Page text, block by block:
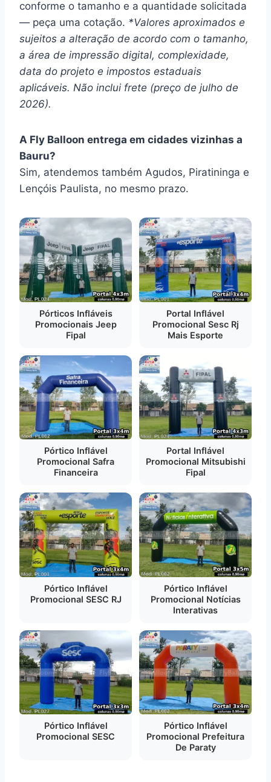
conforme o tamanho e a quantidade solicitada
— peça uma cotação. *Valores aproximados e
sujeitos a alteração de acordo com o tamanho,
a área de impressão digital, complexidade,
data do projeto e impostos estaduais
aplicáveis. Não inclui frete (preço de julho de
2026).
A Fly Balloon entrega em cidades vizinhas a
Bauru?
Sim, atendemos também Agudos, Piratininga e
Lençóis Paulista, no mesmo prazo.
Pórticos Infláveis
Promocionais Jeep
Fipal
Portal Inflável
Promocional Sesc Rj
Mais Esporte
Pórtico Inflável
Promocional Safra
Financeira
Portal Inflável
Promocional Mitsubishi
Fipal
Pórtico Inflável
Promocional SESC RJ
Pórtico Inflável
Promocional Notícias
Interativas
Pórtico Inflável
Promocional SESC
Pórtico Inflável
Promocional Prefeitura
De Paraty